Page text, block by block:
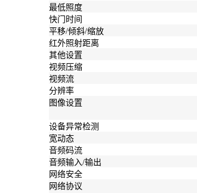
最低照度
快门时间
平移/倾斜/缩放
红外照射距离
其他设置
视频压缩
视频流
分辨率
图像设置
设备异常检测
宽动态
音频码流
音频输入/输出
网络安全
网络协议